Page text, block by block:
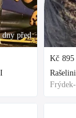
dny před
Kč 895